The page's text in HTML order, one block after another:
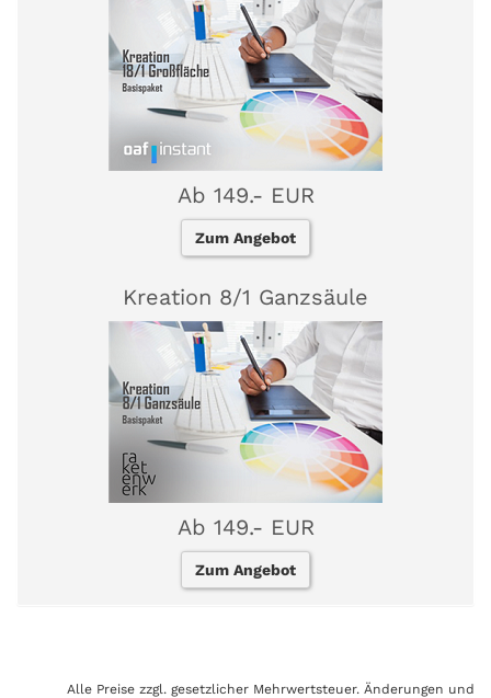
Ab 149.- EUR
Zum Angebot
Kreation 8/1 Ganzsäule
Ab 149.- EUR
Zum Angebot
Alle Preise zzgl. gesetzlicher Mehrwertsteuer. Änderungen und